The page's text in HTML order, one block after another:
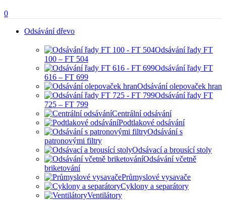
0
Odsávání dřevo
Odsávání řady FT
100 – FT 504
Odsávání řady FT
616 – FT 699
Odsávání olepovaček hran
Odsávání řady FT
725 – FT 799
Centrální odsávání
Podtlakové odsávání
Odsávání s
patronovými filtry
Odsávací a brousící stoly
Odsávání včetně
briketování
Průmyslové vysavače
Cyklony a separátory
Ventilátory